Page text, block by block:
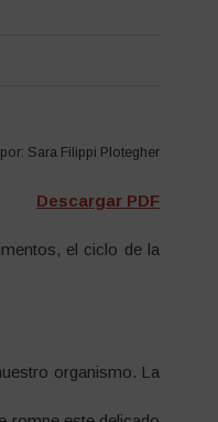
Sara Filippi Plotegher
Descargar PDF
el ciclo de la
organismo. La